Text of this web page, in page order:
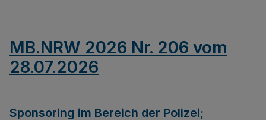
MB.NRW 2026 Nr. 206 vom
28.07.2026
Sponsoring im Bereich der Polizei;